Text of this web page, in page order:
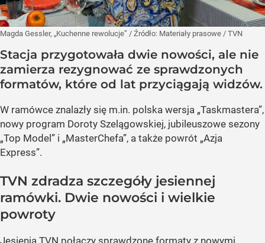
Magda Gessler, „Kuchenne rewolucje” / Źródło: Materiały prasowe / TVN
Stacja przygotowała dwie nowości, ale nie
zamierza rezygnować ze sprawdzonych
formatów, które od lat przyciągają widzów.
W ramówce znalazły się m.in. polska wersja „Taskmastera”,
nowy program Doroty Szelągowskiej, jubileuszowe sezony
„Top Model” i „MasterChefa”, a także powrót „Azja
Express”.
TVN zdradza szczegóły jesiennej
ramówki. Dwie nowości i wielkie
powroty
Jesienią TVN połączy sprawdzone formaty z nowymi